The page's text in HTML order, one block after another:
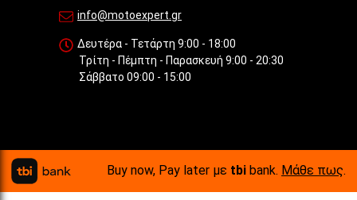
info@motoexpert.gr
Δευτέρα - Τετάρτη 9:00 - 18:00
Τρίτη - Πέμπτη - Παρασκευή 9:00 - 20:30
Σάββατο 09:00 - 15:00
Buy now, Pay later με tbi bank. Μάθε πως.